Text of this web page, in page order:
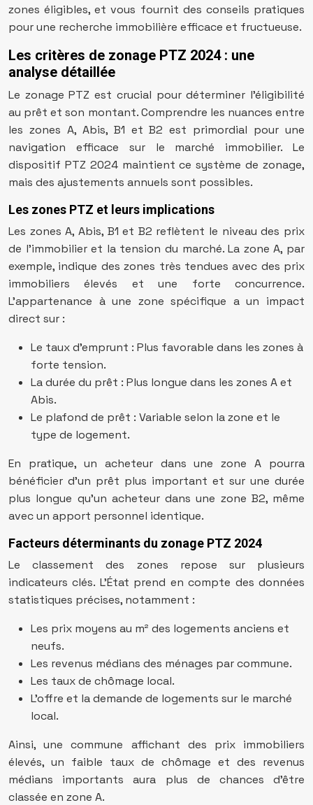
zones éligibles, et vous fournit des conseils pratiques
pour une recherche immobilière efficace et fructueuse.
Les critères de zonage PTZ 2024 : une
analyse détaillée
Le zonage PTZ est crucial pour déterminer l’éligibilité
au prêt et son montant. Comprendre les nuances entre
les zones A, Abis, B1 et B2 est primordial pour une
navigation efficace sur le marché immobilier. Le
dispositif PTZ 2024 maintient ce système de zonage,
mais des ajustements annuels sont possibles.
Les zones PTZ et leurs implications
Les zones A, Abis, B1 et B2 reflètent le niveau des prix
de l’immobilier et la tension du marché. La zone A, par
exemple, indique des zones très tendues avec des prix
immobiliers élevés et une forte concurrence.
L’appartenance à une zone spécifique a un impact
direct sur :
Le taux d’emprunt : Plus favorable dans les zones à
forte tension.
La durée du prêt : Plus longue dans les zones A et
Abis.
Le plafond de prêt : Variable selon la zone et le
type de logement.
En pratique, un acheteur dans une zone A pourra
bénéficier d’un prêt plus important et sur une durée
plus longue qu’un acheteur dans une zone B2, même
avec un apport personnel identique.
Facteurs déterminants du zonage PTZ 2024
Le classement des zones repose sur plusieurs
indicateurs clés. L’État prend en compte des données
statistiques précises, notamment :
Les prix moyens au m² des logements anciens et
neufs.
Les revenus médians des ménages par commune.
Les taux de chômage local.
L’offre et la demande de logements sur le marché
local.
Ainsi, une commune affichant des prix immobiliers
élevés, un faible taux de chômage et des revenus
médians importants aura plus de chances d’être
classée en zone A.